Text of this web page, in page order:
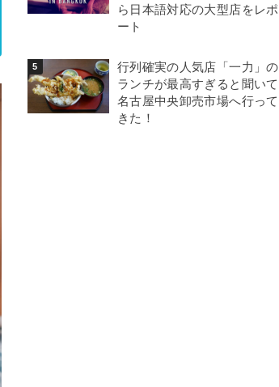
ら日本語対応の大型店をレポ
ート
行列確実の人気店「一力」の
ランチが最高すぎると聞いて
名古屋中央卸売市場へ行って
きた！